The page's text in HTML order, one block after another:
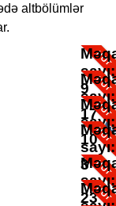
altbölümlər
9
17
10
3
3
23